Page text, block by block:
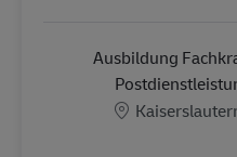
Ausbildung